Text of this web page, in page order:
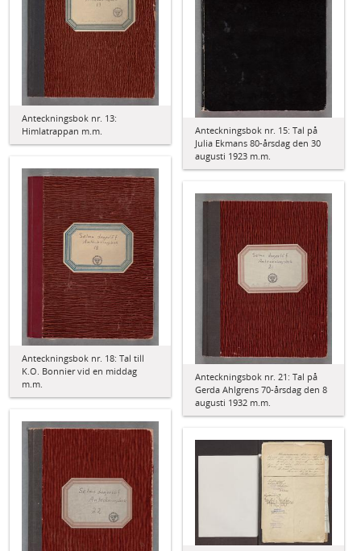
Anteckningsbok nr. 13:
Himlatrappan m.m.
Anteckningsbok nr. 15: Tal på
Julia Ekmans 80-årsdag den 30
augusti 1923 m.m.
Anteckningsbok nr. 18: Tal till
K.O. Bonnier vid en middag
m.m.
Anteckningsbok nr. 21: Tal på
Gerda Ahlgrens 70-årsdag den 8
augusti 1932 m.m.